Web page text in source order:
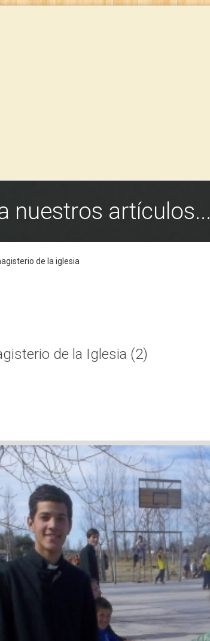
nuestros artículos...
de la iglesia
de la Iglesia (2)